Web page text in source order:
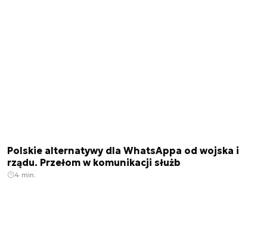
Polskie alternatywy dla WhatsAppa od wojska i
rządu. Przełom w komunikacji służb
4 min.